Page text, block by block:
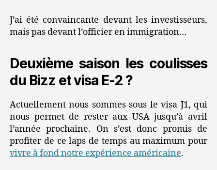
J’ai été convaincante devant les investisseurs,
mais pas devant l’officier en immigration…
Deuxième saison les coulisses
du Bizz et visa E-2 ?
Actuellement nous sommes sous le visa J1, qui
nous permet de rester aux USA jusqu’à avril
l’année prochaine. On s’est donc promis de
profiter de ce laps de temps au maximum pour
vivre à fond notre expérience américaine.